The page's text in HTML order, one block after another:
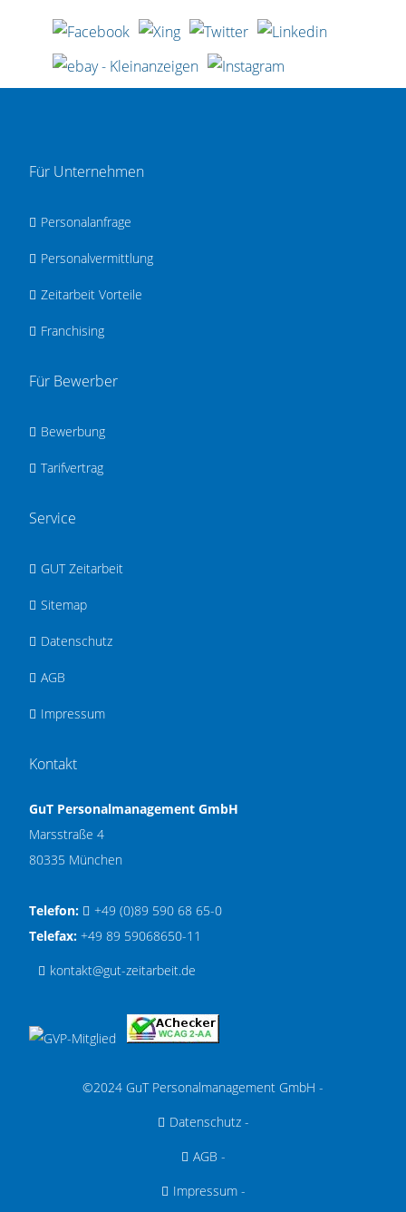
Für Unternehmen
Personalanfrage
Personalvermittlung
Zeitarbeit Vorteile
Franchising
Für Bewerber
Bewerbung
Tarifvertrag
Service
GUT Zeitarbeit
Sitemap
Datenschutz
AGB
Impressum
Kontakt
GuT Personalmanagement GmbH
Marsstraße 4
80335 München
Telefon:
+49 (0)89 590 68 65-0
Telefax: +49 89 59068650-11
kontakt@gut-zeitarbeit.de
©2024 GuT Personalmanagement GmbH -
Datenschutz-
AGB -
Impressum-